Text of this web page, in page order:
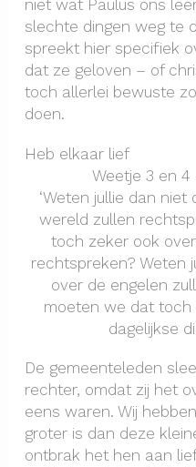
niet wat Paulus ons
slechte dingen weg te
spreekt hier specifiek
dat ze geloven – of
toch allerlei bewuste
doen.
Heb elkaar lief
Weetje 3 en 4
‘Weten jullie dan
wereld zullen
toch zeker ook
rechtspreken? Weten
over de engelen
moeten we dat toch
dagelijkse
De gemeenteleden
rechter, omdat zij het
eens waren. Wij
groter is dan deze
ontbrak het hen aan